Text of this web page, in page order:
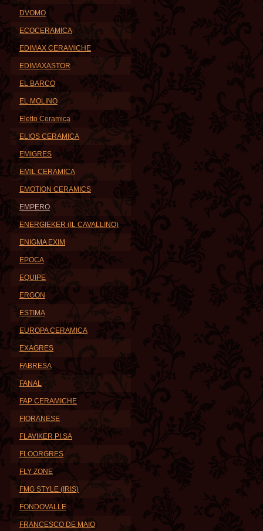
DVOMO
ECOCERAMICA
EDIMAX CERAMICHE
EDIMAXASTOR
EL BARCO
EL MOLINO
Eletto Ceramica
ELIOS CERAMICA
EMIGRES
EMIL CERAMICA
EMOTION CERAMICS
EMPERO
ENERGIEKER (IL CAVALLINO)
ENIGMA EXIM
EPOCA
EQUIPE
ERGON
ESTIMA
EUROPA CERAMICA
EXAGRES
FABRESA
FANAL
FAP CERAMICHE
FIORANESE
FLAVIKER PI.SA
FLOORGRES
FLY ZONE
FMG STYLE (IRIS)
FONDOVALLE
FRANCESCO DE MAIO